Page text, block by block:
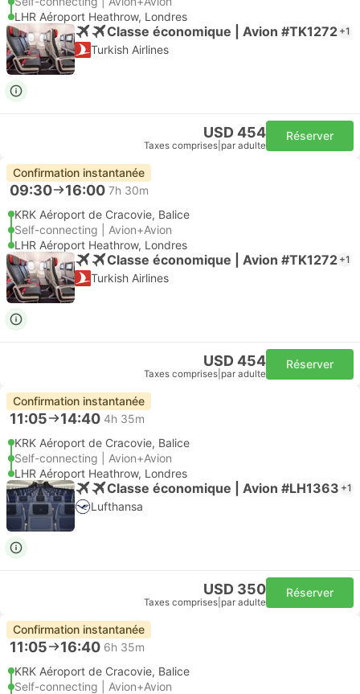
LHR Aéroport Heathrow, Londres
Classe économique | Avion #TK1272 +1
Turkish Airlines
USD 454
Taxes comprises par adulte
Réserver
Confirmation instantanée
09:30 16:00 7h 30m
KRK Aéroport de Cracovie, Balice
Self-connecting | Avion+Avion
LHR Aéroport Heathrow, Londres
Classe économique | Avion #TK1272 +1
Turkish Airlines
USD 454
Taxes comprises par adulte
Réserver
Confirmation instantanée
11:05 14:40 4h 35m
KRK Aéroport de Cracovie, Balice
Self-connecting | Avion+Avion
LHR Aéroport Heathrow, Londres
Classe économique | Avion #LH1363 +1
Lufthansa
USD 350
Taxes comprises par adulte
Réserver
Confirmation instantanée
11:05 16:40 6h 35m
KRK Aéroport de Cracovie, Balice
Self-connecting | Avion+Avion